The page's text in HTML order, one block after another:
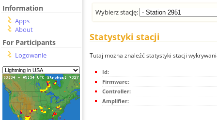
Information
Apps
About
For Participants
Logowanie
Wybierz stację:
Statystyki stacji
Tutaj można znaleźć statystyki stacji
Id:
Firmware:
Controller:
Amplifier: